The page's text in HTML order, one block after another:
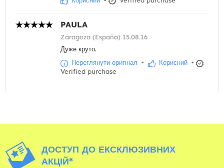
PAULA
Zaragoza (España) 15.08.16
Дуже круто.
Переглянути оригінал • Корисний •
Verified purchase
ДОСТУП ДО ЕКСКЛЮЗИВНИХ
АКЦІЙ*